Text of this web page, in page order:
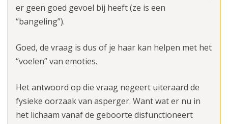
er geen goed gevoel bij heeft (ze is een
“bangeling”).
Goed, de vraag is dus of je haar kan helpen met het
“voelen” van emoties.
Het antwoord op die vraag negeert uiteraard de
fysieke oorzaak van asperger. Want wat er nu in
het lichaam vanaf de geboorte disfunctioneert